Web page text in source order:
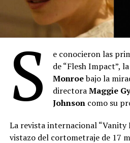
“Toy Story 5”: Se
mes con 2.027.345
película de Disney-Pixar
entradas desde su estreno
va del año. Lideró el
hasta el estreno de
S
e conocieron las
de “Flesh Impact”,
Monroebajo la
directoraMaggie
Johnson como su
La revista internacional
vistazo del cortometraje de 17